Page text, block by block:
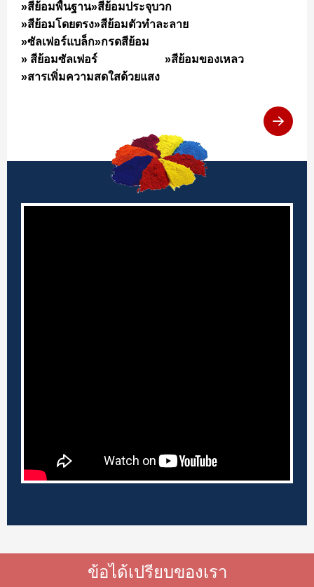
»สีย้อมพื้นฐาน»สีย้อมประจุบวก
»สีย้อมโดยตรง»สีย้อมตัวทำละลาย
»ซัลเฟอร์แบล็ก»กรดสีย้อม
» สีย้อมซัลเฟอร์ »สีย้อมของเหลว
»สารเพิ่มความสดใสด้วยแสง
ข้อได้เปรียบของเรา